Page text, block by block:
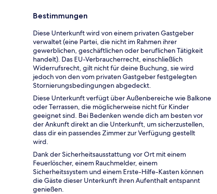
Bestimmungen
Diese Unterkunft wird von einem privaten Gastgeber
verwaltet (eine Partei, die nicht im Rahmen ihrer
gewerblichen, geschäftlichen oder beruflichen Tätigkeit
handelt). Das EU-Verbraucherrecht, einschließlich
Widerrufsrecht, gilt nicht für deine Buchung, sie wird
jedoch von den vom privaten Gastgeber festgelegten
Stornierungsbedingungen abgedeckt.
Diese Unterkunft verfügt über Außenbereiche wie Balkone
oder Terrassen, die möglicherweise nicht für Kinder
geeignet sind. Bei Bedenken wende dich am besten vor
der Ankunft direkt an die Unterkunft, um sicherzustellen,
dass dir ein passendes Zimmer zur Verfügung gestellt
wird.
Dank der Sicherheitsausstattung vor Ort mit einem
Feuerlöscher, einem Rauchmelder, einem
Sicherheitssystem und einem Erste-Hilfe-Kasten können
die Gäste dieser Unterkunft ihren Aufenthalt entspannt
genießen.